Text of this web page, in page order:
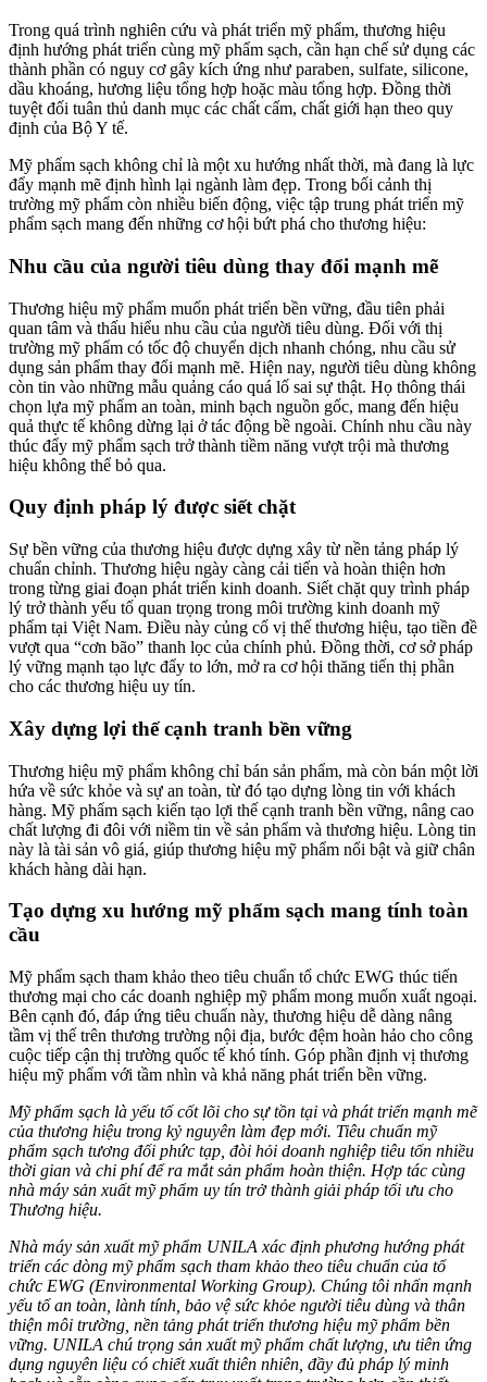
Trong quá trình nghiên cứu và phát triển mỹ phẩm, thương hiệu
định hướng phát triển cùng mỹ phẩm sạch, cần hạn chế sử dụng các
thành phần có nguy cơ gây kích ứng như paraben, sulfate, silicone,
dầu khoáng, hương liệu tổng hợp hoặc màu tổng hợp. Đồng thời
tuyệt đối tuân thủ danh mục các chất cấm, chất giới hạn theo quy
định của Bộ Y tế.
Mỹ phẩm sạch không chỉ là một xu hướng nhất thời, mà đang là lực
đẩy mạnh mẽ định hình lại ngành làm đẹp. Trong bối cảnh thị
trường mỹ phẩm còn nhiều biến động, việc tập trung phát triển mỹ
phẩm sạch mang đến những cơ hội bứt phá cho thương hiệu:
Nhu cầu của người tiêu dùng thay đổi mạnh mẽ
Thương hiệu mỹ phẩm muốn phát triển bền vững, đầu tiên phải
quan tâm và thấu hiểu nhu cầu của người tiêu dùng. Đối với thị
trường mỹ phẩm có tốc độ chuyển dịch nhanh chóng, nhu cầu sử
dụng sản phẩm thay đổi mạnh mẽ. Hiện nay, người tiêu dùng không
còn tin vào những mẫu quảng cáo quá lố sai sự thật. Họ thông thái
chọn lựa mỹ phẩm an toàn, minh bạch nguồn gốc, mang đến hiệu
quả thực tế không dừng lại ở tác động bề ngoài. Chính nhu cầu này
thúc đẩy mỹ phẩm sạch trở thành tiềm năng vượt trội mà thương
hiệu không thể bỏ qua.
Quy định pháp lý được siết chặt
Sự bền vững của thương hiệu được dựng xây từ nền tảng pháp lý
chuẩn chỉnh. Thương hiệu ngày càng cải tiến và hoàn thiện hơn
trong từng giai đoạn phát triển kinh doanh. Siết chặt quy trình pháp
lý trở thành yếu tố quan trọng trong môi trường kinh doanh mỹ
phẩm tại Việt Nam. Điều này củng cố vị thế thương hiệu, tạo tiền đề
vượt qua “cơn bão” thanh lọc của chính phủ. Đồng thời, cơ sở pháp
lý vững mạnh tạo lực đẩy to lớn, mở ra cơ hội thăng tiến thị phần
cho các thương hiệu uy tín.
Xây dựng lợi thế cạnh tranh bền vững
Thương hiệu mỹ phẩm không chỉ bán sản phẩm, mà còn bán một lời
hứa về sức khỏe và sự an toàn, từ đó tạo dựng lòng tin với khách
hàng. Mỹ phẩm sạch kiến tạo lợi thế cạnh tranh bền vững, nâng cao
chất lượng đi đôi với niềm tin về sản phẩm và thương hiệu. Lòng tin
này là tài sản vô giá, giúp thương hiệu mỹ phẩm nổi bật và giữ chân
khách hàng dài hạn.
Tạo dựng xu hướng mỹ phẩm sạch mang tính toàn
cầu
Mỹ phẩm sạch tham khảo theo tiêu chuẩn tổ chức EWG thúc tiến
thương mại cho các doanh nghiệp mỹ phẩm mong muốn xuất ngoại.
Bên cạnh đó, đáp ứng tiêu chuẩn này, thương hiệu dễ dàng nâng
tầm vị thế trên thương trường nội địa, bước đệm hoàn hảo cho công
cuộc tiếp cận thị trường quốc tế khó tính. Góp phần định vị thương
hiệu mỹ phẩm với tầm nhìn và khả năng phát triển bền vững.
Mỹ phẩm sạch là yếu tố cốt lõi cho sự tồn tại và phát triển mạnh mẽ
của thương hiệu trong kỷ nguyên làm đẹp mới. Tiêu chuẩn mỹ
phẩm sạch tương đối phức tạp, đòi hỏi doanh nghiệp tiêu tốn nhiều
thời gian và chi phí để ra mắt sản phẩm hoàn thiện. Hợp tác cùng
nhà máy sản xuất mỹ phẩm uy tín trở thành giải pháp tối ưu cho
Thương hiệu.
Nhà máy sản xuất mỹ phẩm UNILA xác định phương hướng phát
triển các dòng mỹ phẩm sạch tham khảo theo tiêu chuẩn của tổ
chức EWG (Environmental Working Group). Chúng tôi nhấn mạnh
yếu tố an toàn, lành tính, bảo vệ sức khỏe người tiêu dùng và thân
thiện môi trường, nền tảng phát triển thương hiệu mỹ phẩm bền
vững. UNILA chú trọng sản xuất mỹ phẩm chất lượng, ưu tiên ứng
dụng nguyên liệu có chiết xuất thiên nhiên, đầy đủ pháp lý minh